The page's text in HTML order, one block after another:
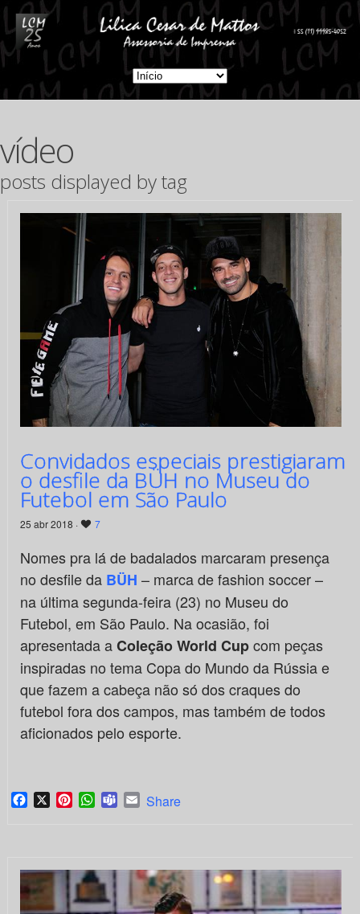
vídeo
posts displayed by tag
Convidados especiais prestigiaram
o desfile da BÜH no Museu do
Futebol em São Paulo
25 abr 2018 · 7
Nomes pra lá de badalados marcaram presença
no desfile da BÜH – marca de fashion soccer –
na última segunda-feira (23) no Museu do
Futebol, em São Paulo. Na ocasião, foi
apresentada aColeção World Cupcom peças
inspiradas no tema Copa do Mundo da Rússia e
que fazem a cabeça não só dos craques do
futebol fora dos campos, mas também de todos
aficionados pelo esporte.
Facebook
X PinterestWhatsApp
TeamsEmail
Share